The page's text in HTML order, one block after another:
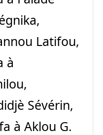
Latifou,
à
Sévérin,
à Aklou G.